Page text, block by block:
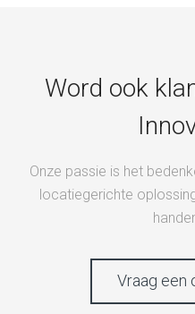
Word ook
Onze passie is het
locatiegerichte
Vraag een